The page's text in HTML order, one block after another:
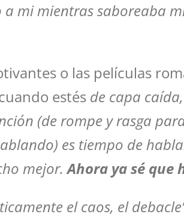
mi mientras saboreaba
o las películas
estés de capa
(de rompe y rasga
es tiempo de
mejor.Ahora ya sé que
el caos, el